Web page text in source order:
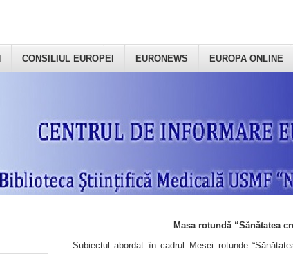
CONSILIUL EUROPEI EURONEWS EUROPA ONLINE
Masa rotundă “Sănătatea
Subiectul abordat în cadrul Mesei rotunde